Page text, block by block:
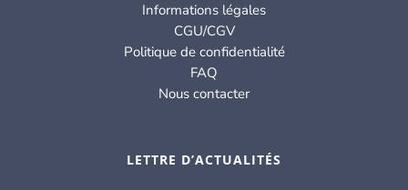
Informations légales
CGU/CGV
Politique de confidentialité
FAQ
Nous contacter
LETTRE D’ACTUALITÉS